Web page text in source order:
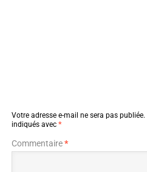
Votre adresse e-mail ne sera pas publiée.
indiqués avec *
Commentaire*